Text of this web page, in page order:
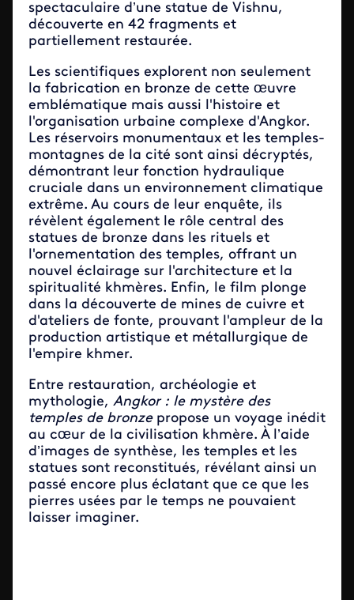
spectaculaire d’une statue de Vishnu,
découverte en 42 fragments et
partiellement restaurée.
Les scientifiques explorent non seulement
la fabrication en bronze de cette œuvre
emblématique mais aussi l'histoire et
l'organisation urbaine complexe d'Angkor.
Les réservoirs monumentaux et les temples-
montagnes de la cité sont ainsi décryptés,
démontrant leur fonction hydraulique
cruciale dans un environnement climatique
extrême. Au cours de leur enquête, ils
révèlent également le rôle central des
statues de bronze dans les rituels et
l'ornementation des temples, offrant un
nouvel éclairage sur l'architecture et la
spiritualité khmères. Enfin, le film plonge
dans la découverte de mines de cuivre et
d'ateliers de fonte, prouvant l'ampleur de la
production artistique et métallurgique de
l'empire khmer.
Entre restauration, archéologie et
mythologie, Angkor : le mystère des
temples de bronze propose un voyage inédit
au cœur de la civilisation khmère. À l’aide
d’images de synthèse, les temples et les
statues sont reconstitués, révélant ainsi un
passé encore plus éclatant que ce que les
pierres usées par le temps ne pouvaient
laisser imaginer.